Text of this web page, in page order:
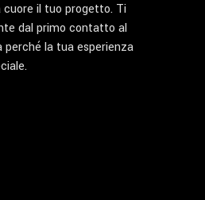
cuore il tuo progetto. Ti
dal primo contatto al
la tua esperienza